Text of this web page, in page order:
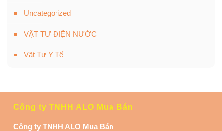
Uncategorized
VẬT TƯ ĐIỆN NƯỚC
Vật Tư Y Tế
Công ty TNHH ALO Mua Bán
Công ty TNHH ALO Mua Bán